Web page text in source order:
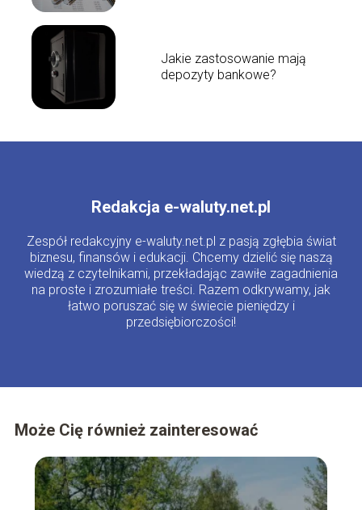
Jakie zastosowanie mają
depozyty bankowe?
Redakcja e-waluty.net.pl
Zespół redakcyjny e-waluty.net.pl z pasją zgłębia świat
biznesu, finansów i edukacji. Chcemy dzielić się naszą
wiedzą z czytelnikami, przekładając zawiłe zagadnienia
na proste i zrozumiałe treści. Razem odkrywamy, jak
łatwo poruszać się w świecie pieniędzy i
przedsiębiorczości!
Może Cię również zainteresować